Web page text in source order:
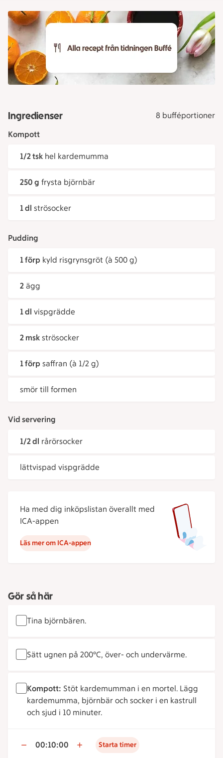
Ingredienser
8 bufféportioner
Kompott
1/2 tsk hel kardemumma
250 g frysta björnbär
1 dl strösocker
Pudding
1 förp kyld risgrynsgröt (à 500 g)
2 ägg
1 dl vispgrädde
2 msk strösocker
1 förp saffran (à 1/2 g)
smör till formen
Vid servering
1/2 dl rårörsocker
lättvispad vispgrädde
Ha med dig inköpslistan överallt med
ICA-appen
Läs mer om ICA-appen
Gör så här
Tina björnbären.
Sätt ugnen på 200°C, över- och undervärme.
Kompott: Stöt kardemumman i en mortel. Lägg
kardemumma, björnbär och socker i en kastrull
och sjud i 10 minuter.
00:10:00 Starta timer